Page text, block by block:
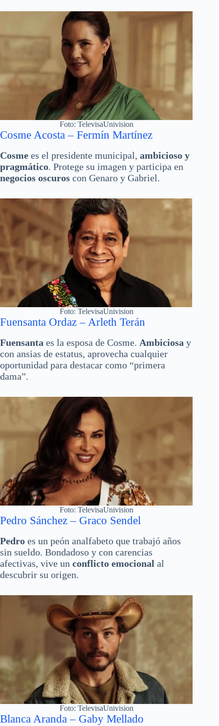
Foto: TelevisaUnivision
Cosme Acosta – Fermín Martínez
Cosme es el presidente municipal, ambicioso y
pragmático. Protege su imagen y participa en
negocios oscuros con Genaro y Gabriel.
Foto: TelevisaUnivision
Fuensanta Ordaz – Arleth Terán
Fuensanta es la esposa de Cosme. Ambiciosa y
con ansias de estatus, aprovecha cualquier
oportunidad para destacar como “primera
dama”.
Foto: TelevisaUnivision
Pedro Sánchez – Graco Sendel
Pedro es un peón analfabeto que trabajó años
sin sueldo. Bondadoso y con carencias
afectivas, vive un conflicto emocional al
descubrir su origen.
Foto: TelevisaUnivision
Blanca Aranda – Gaby Mellado